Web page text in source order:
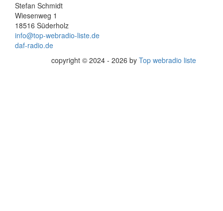
Stefan Schmidt
Wiesenweg 1
18516 Süderholz
info@top-webradio-liste.de
daf-radio.de
copyright © 2024 - 2026 by Top webradio liste